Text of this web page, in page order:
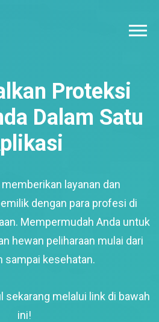
Proteksi
Dalam Satu
layanan dan
dengan para profesi di
Mempermudah Anda untuk
hewan peliharaan mulai dari
sampai kesehatan.
sekarang melalui link di bawah
ini!